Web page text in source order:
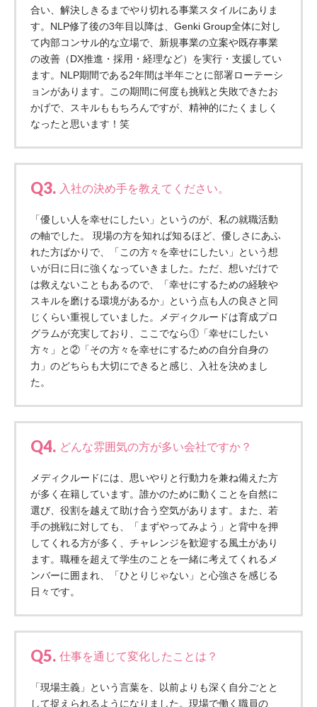
国際医療専門学校 浦和学院高等学校
明星幼稚園 志学会学校高等学校
特定非営利活動法人ファイアーレッズメディカルスポ
ーツクラブ
特定非営利活動法人アート応援隊
その他
株式会社フラワーコミュニティ放送
Medicare Lead Japan
株式会社日本医科学研究所
特定非営利活動法人共生フォーラム
一般社団法人フードラボジャパン
特定非営利活動法人日本医療福祉機構
株式会社アメックファーマシー
海外グループ会社
美迪克（上海）商务咨询有限公司
共生（大連）商務諮詢有限公司
台灣善合股份有限公司
Angkor-Japan Friendship International Hospital
クヴィアン小学校・カンボジア日本友好共生クヴ
ィアン中学校
カンボジア日本友好技術教育センター
NGO共生の家
G-COM JOINT STOCK COMPANY
瀋陽長者会
上海介護施設
広州谷豊園
合い、解決しきるまでやり切れる事業スタイルにありま
す。NLP修了後の3年目以降は、Genki Group全体に対し
て内部コンサル的な立場で、新規事業の立案や既存事業
の改善（DX推進・採用・経理など）を実行・支援してい
ます。NLP期間である2年間は半年ごとに部署ローテーシ
ョンがあります。この期間に何度も挑戦と失敗できたお
かげで、スキルももちろんですが、精神的にたくましく
なったと思います！笑
Q3. 入社の決め手を教えてください。
「優しい人を幸せにしたい」というのが、私の就職活動
の軸でした。 現場の方を知れば知るほど、優しさにあふ
れた方ばかりで、「この方々を幸せにしたい」という想
いが日に日に強くなっていきました。ただ、想いだけで
は救えないこともあるので、「幸せにするための経験や
スキルを磨ける環境があるか」という点も人の良さと同
じくらい重視していました。メディクルードは育成プロ
グラムが充実しており、ここでなら①「幸せにしたい
方々」と②「その方々を幸せにするための自分自身の
力」のどちらも大切にできると感じ、入社を決めまし
た。
Q4. どんな雰囲気の方が多い会社ですか？
メディクルードには、思いやりと行動力を兼ね備えた方
が多く在籍しています。誰かのために動くことを自然に
選び、役割を越えて助け合う空気があります。また、若
手の挑戦に対しても、「まずやってみよう」と背中を押
してくれる方が多く、チャレンジを歓迎する風土があり
ます。職種を超えて学生のことを一緒に考えてくれるメ
ンバーに囲まれ、「ひとりじゃない」と心強さを感じる
日々です。
Q5. 仕事を通じて変化したことは？
「現場主義」という言葉を、以前よりも深く自分ごとと
して捉えられるようになりました。現場で働く職員の